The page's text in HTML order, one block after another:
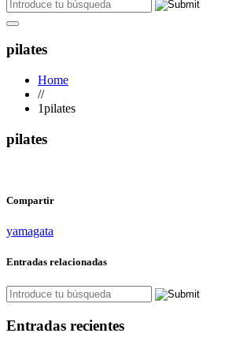
pilates
Home
//
1pilates
pilates
Compartir
yamagata
Entradas relacionadas
Entradas recientes